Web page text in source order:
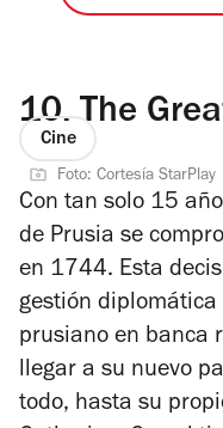
10. The
Cine
Foto: Cortesía StarPlay
Con tan solo 15
de Prusia se
en 1744. Esta
gestión
prusiano en banca
llegar a su nuevo
todo, hasta su